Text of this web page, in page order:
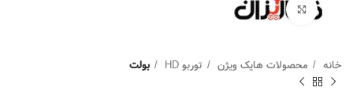
Click to enlarge
خانه محصولات هایک ویژن توربو HD بولت